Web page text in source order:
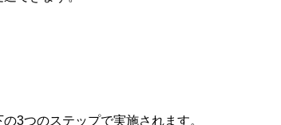
3つのステップで実施されます。